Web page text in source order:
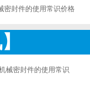
密封件的使用常识价格
械密封件的使用常识